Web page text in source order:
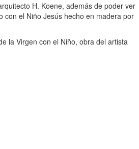
H. Koene, además de poder ver
con el Niño Jesús hecho en madera por
la Virgen con el Niño, obra del artista